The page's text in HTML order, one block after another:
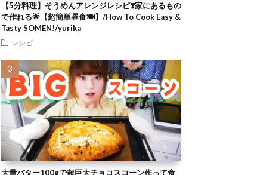
【5分料理】そうめんアレンジレシピ❣️家にあるもの
で作れる🌟【超簡単昼食🍽】/How To Cook Easy &
Tasty SOMEN!/yurika
レシピ
大量バター100gで超巨大チョコスコーン作って食